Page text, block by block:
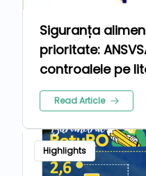
Siguranța
prioritate:
controalele pe
Read Article
Highlights